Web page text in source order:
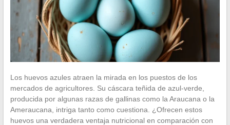
Los huevos azules atraen la mirada en los puestos de los
mercados de agricultores. Su cáscara teñida de azul-verde,
producida por algunas razas de gallinas como la Araucana o la
Ameraucana, intriga tanto como cuestiona. ¿Ofrecen estos
huevos una verdadera ventaja nutricional en comparación con